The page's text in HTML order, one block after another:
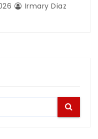
Irmary Diaz